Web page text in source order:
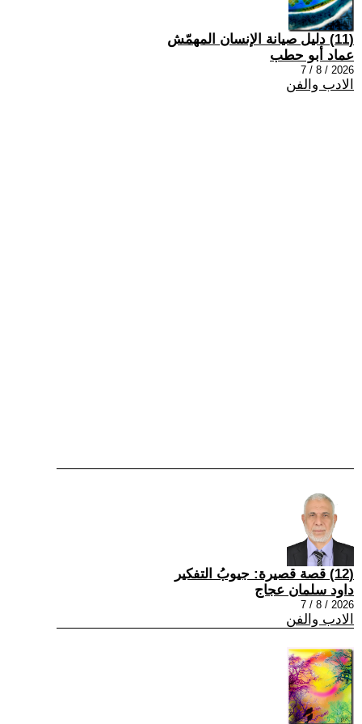
(11) دليل صيانة الإنسان المهمّش
عماد أبو حطب
2026 / 8 / 7
الادب والفن
(12) قصة قصيرة: جيوبُ التفكير
داود سلمان عجاج
2026 / 8 / 7
الادب والفن